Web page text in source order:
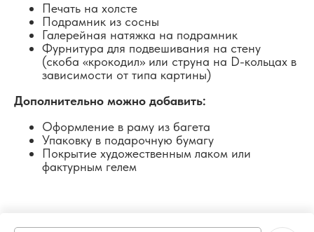
Печать на холсте
Подрамник из сосны
Галерейная натяжка на подрамник
Фурнитура для подвешивания на стену
(скоба «крокодил» или струна на D-кольцах в
зависимости от типа картины)
Дополнительно можно добавить:
Оформление в раму из багета
Упаковку в подарочную бумагу
Покрытие художественным лаком или
фактурным гелем